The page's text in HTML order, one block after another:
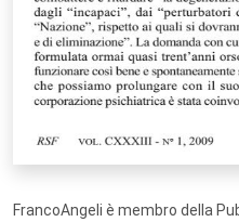
FrancoAngeli è membro della